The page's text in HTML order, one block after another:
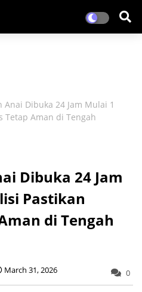
Anai Dibuka 24 Jam Mulai 1
Tetap Aman di Tengah
Dibuka 24 Jam
Pastikan
di Tengah
March 31, 2026 0